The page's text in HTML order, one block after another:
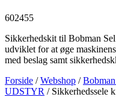
602455
Sikkerhedskit til Bobman
udviklet for at øge
med beslag samt
Forside /Webshop /
UDSTYR / Sikkerhedssele